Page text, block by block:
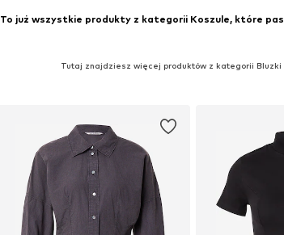
To już wszystkie produkty z kategorii Koszule, które
Tutaj znajdziesz więcej produktów z kategorii Bluzki